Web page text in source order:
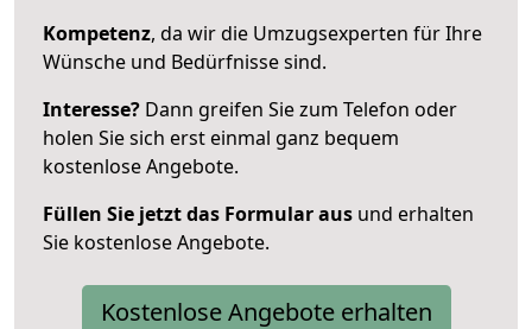
Kompetenz, da wir die Umzugsexperten für Ihre
Wünsche und Bedürfnisse sind.
Interesse? Dann greifen Sie zum Telefon oder
holen Sie sich erst einmal ganz bequem
kostenlose Angebote.
Füllen Sie jetzt das Formular aus und erhalten
Sie kostenlose Angebote.
Kostenlose Angebote erhalten